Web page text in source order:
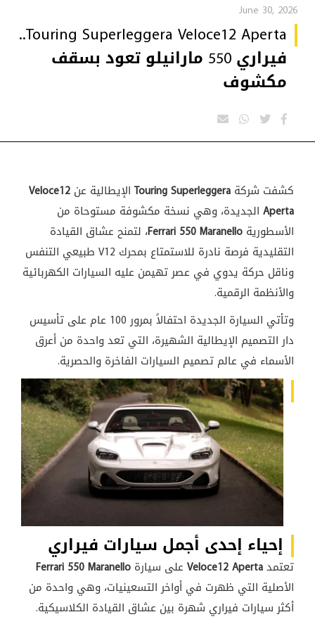
June 30, 2026
Touring Superleggera Veloce12 Aperta..
فيراري 550 مارانيلو تعود بسقف
مكشوف
كشفت شركة Touring Superleggera الإيطالية عن Veloce12
Aperta الجديدة، وهي نسخة مكشوفة مستوحاة من
الأسطورية Ferrari 550 Maranello، لتمنح عشاق القيادة
التقليدية فرصة نادرة للاستمتاع بمحرك V12 طبيعي التنفس
وناقل حركة يدوي في عصر تهيمن عليه السيارات الكهربائية
والأنظمة الرقمية.
وتأتي السيارة الجديدة احتفالاً بمرور 100 عام على تأسيس
دار التصميم الإيطالية الشهيرة، التي تعد واحدة من أعرق
الأسماء في عالم تصميم السيارات الفاخرة والحصرية.
إحياء إحدى أجمل سيارات فيراري
تعتمدVeloce12 Aperta على سيارة Ferrari 550 Maranello
الأصلية التي ظهرت في أواخر التسعينيات، وهي واحدة من
أكثر سيارات فيراري شهرة بين عشاق القيادة الكلاسيكية.